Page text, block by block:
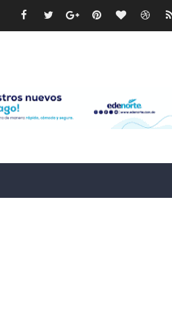
en directo